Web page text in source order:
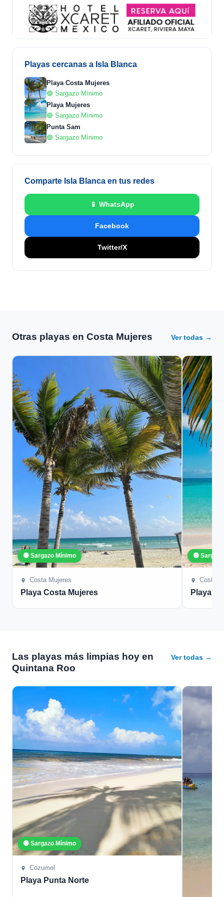
Playas cercanas a Isla Blanca
Playa Costa Mujeres
🟢 Sargazo Mínimo
Playa Mujeres
🟢 Sargazo Mínimo
Punta Sam
🟢 Sargazo Mínimo
Comparte Isla Blanca en tus redes
📱 WhatsApp
Facebook
Twitter/X
Otras playas en Costa Mujeres Ver todas →
🟢 Sargazo Mínimo
Costa Mujeres
Playa Costa Mujeres
🟢
Costa
Playa
Las playas más limpias hoy en
Quintana Roo
Ver todas →
🟢 Sargazo Mínimo
Cozumel
Playa Punta Norte